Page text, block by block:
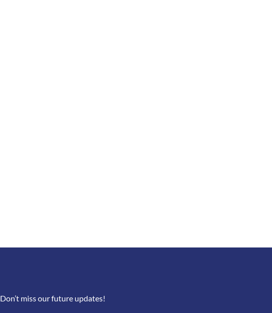
Don’t miss our future updates!